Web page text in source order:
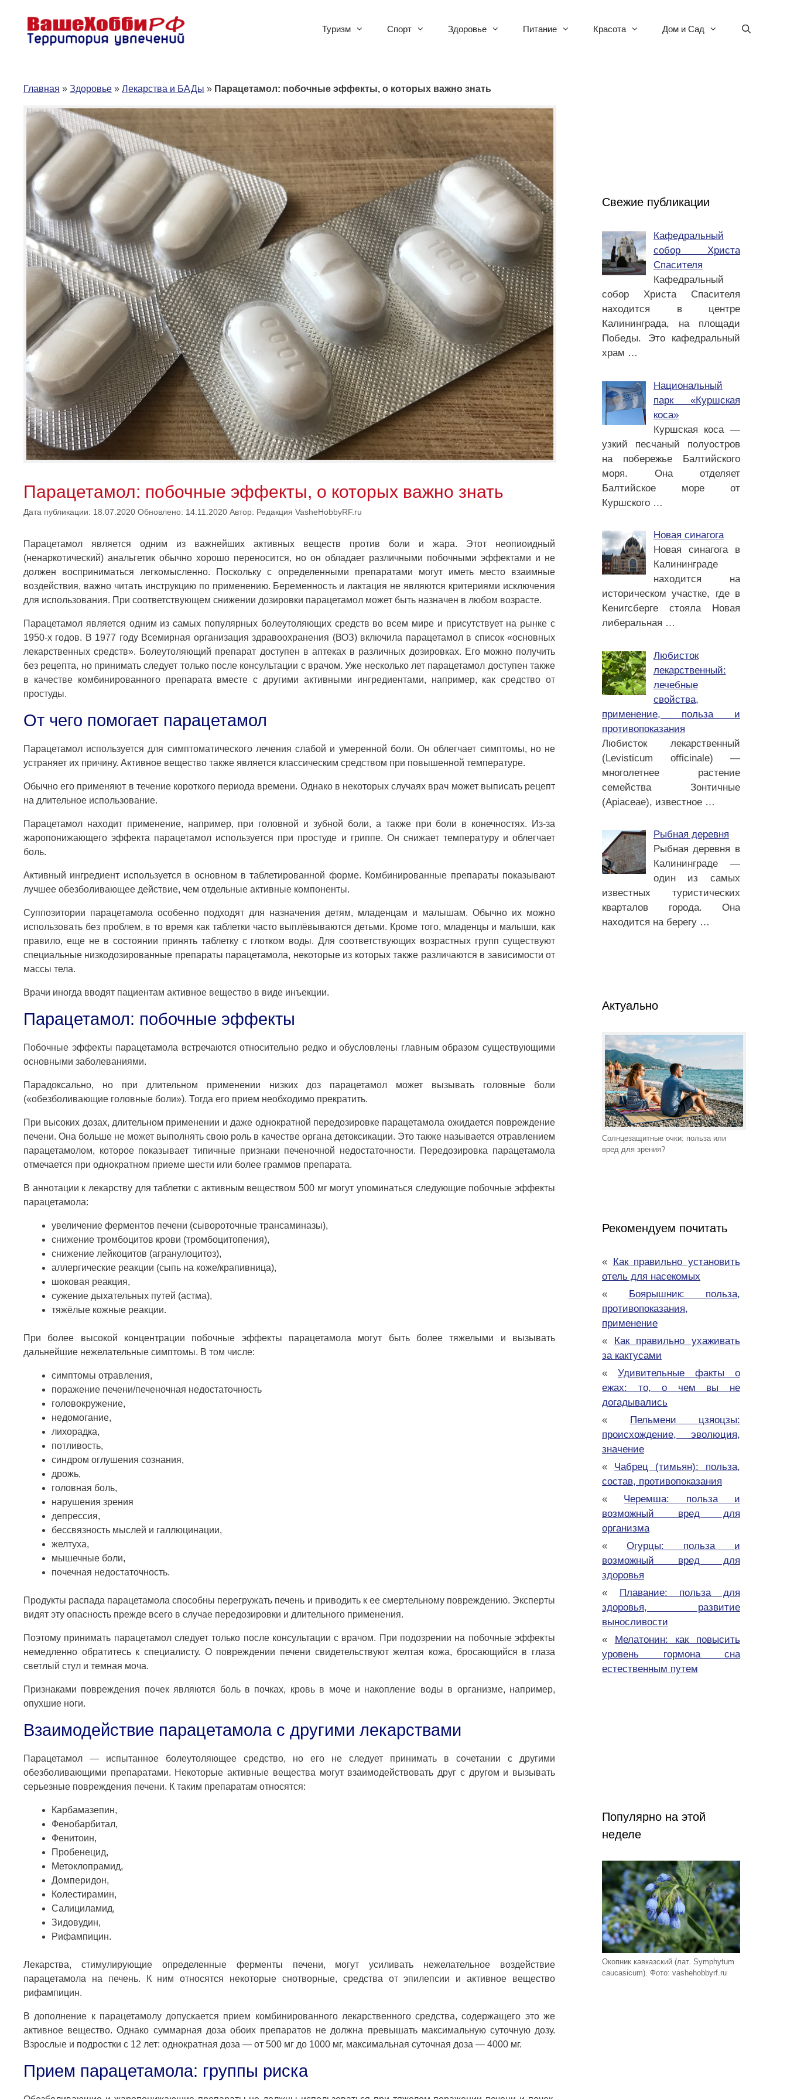
содержимому
Туризм Спорт Здоровье Питание Красота Дом и Сад
Главная » Здоровье » Лекарства и БАДы » Парацетамол: побочные эффекты, о которых важно знать
Парацетамол: побочные эффекты, о которых важно знать
Дата публикации: 18.07.2020 Обновлено: 14.11.2020 Автор: Редакция VasheHobbyRF.ru
Парацетамол является одним из важнейших активных веществ против боли и жара. Этот неопиоидный
(ненаркотический) анальгетик обычно хорошо переносится, но он обладает различными побочными эффектами и не
должен восприниматься легкомысленно. Поскольку с определенными препаратами могут иметь место взаимные
воздействия, важно читать инструкцию по применению. Беременность и лактация не являются критериями исключения
для использования. При соответствующем снижении дозировки парацетамол может быть назначен в любом возрасте.
Парацетамол является одним из самых популярных болеутоляющих средств во всем мире и присутствует на рынке с
1950-х годов. В 1977 году Всемирная организация здравоохранения (ВОЗ) включила парацетамол в список «основных
лекарственных средств». Болеутоляющий препарат доступен в аптеках в различных дозировках. Его можно получить
без рецепта, но принимать следует только после консультации с врачом. Уже несколько лет парацетамол доступен также
в качестве комбинированного препарата вместе с другими активными ингредиентами, например, как средство от
простуды.
От чего помогает парацетамол
Парацетамол используется для симптоматического лечения слабой и умеренной боли. Он облегчает симптомы, но не
устраняет их причину. Активное вещество также является классическим средством при повышенной температуре.
Обычно его применяют в течение короткого периода времени. Однако в некоторых случаях врач может выписать рецепт
на длительное использование.
Парацетамол находит применение, например, при головной и зубной боли, а также при боли в конечностях. Из-за
жаропонижающего эффекта парацетамол используется при простуде и гриппе. Он снижает температуру и облегчает
боль.
Активный ингредиент используется в основном в таблетированной форме. Комбинированные препараты показывают
лучшее обезболивающее действие, чем отдельные активные компоненты.
Суппозитории парацетамола особенно подходят для назначения детям, младенцам и малышам. Обычно их можно
использовать без проблем, в то время как таблетки часто выплёвываются детьми. Кроме того, младенцы и малыши, как
правило, еще не в состоянии принять таблетку с глотком воды. Для соответствующих возрастных групп существуют
специальные низкодозированные препараты парацетамола, некоторые из которых также различаются в зависимости от
массы тела.
Врачи иногда вводят пациентам активное вещество в виде инъекции.
Парацетамол: побочные эффекты
Побочные эффекты парацетамола встречаются относительно редко и обусловлены главным образом существующими
основными заболеваниями.
Парадоксально, но при длительном применении низких доз парацетамол может вызывать головные боли
(«обезболивающие головные боли»). Тогда его прием необходимо прекратить.
При высоких дозах, длительном применении и даже однократной передозировке парацетамола ожидается повреждение
печени. Она больше не может выполнять свою роль в качестве органа детоксикации. Это также называется отравлением
парацетамолом, которое показывает типичные признаки печеночной недостаточности. Передозировка парацетамола
отмечается при однократном приеме шести или более граммов препарата.
В аннотации к лекарству для таблетки с активным веществом 500 мг могут упоминаться следующие побочные эффекты
парацетамола:
увеличение ферментов печени (сывороточные трансаминазы),
снижение тромбоцитов крови (тромбоцитопения),
снижение лейкоцитов (агранулоцитоз),
аллергические реакции (сыпь на коже/крапивница),
шоковая реакция,
сужение дыхательных путей (астма),
тяжёлые кожные реакции.
При более высокой концентрации побочные эффекты парацетамола могут быть более тяжелыми и вызывать
дальнейшие нежелательные симптомы. В том числе:
симптомы отравления,
поражение печени/печеночная недостаточность
головокружение,
недомогание,
лихорадка,
потливость,
синдром оглушения сознания,
дрожь,
головная боль,
нарушения зрения
депрессия,
бессвязность мыслей и галлюцинации,
желтуха,
мышечные боли,
почечная недостаточность.
Продукты распада парацетамола способны перегружать печень и приводить к ее смертельному повреждению. Эксперты
видят эту опасность прежде всего в случае передозировки и длительного применения.
Поэтому принимать парацетамол следует только после консультации с врачом. При подозрении на побочные эффекты
немедленно обратитесь к специалисту. О повреждении печени свидетельствуют желтая кожа, бросающийся в глаза
светлый стул и темная моча.
Признаками повреждения почек являются боль в почках, кровь в моче и накопление воды в организме, например,
опухшие ноги.
Взаимодействие парацетамола с другими лекарствами
Парацетамол — испытанное болеутоляющее средство, но его не следует принимать в сочетании с другими
обезболивающими препаратами. Некоторые активные вещества могут взаимодействовать друг с другом и вызывать
серьезные повреждения печени. К таким препаратам относятся:
Карбамазепин,
Фенобарбитал,
Фенитоин,
Пробенецид,
Метоклопрамид,
Домперидон,
Колестирамин,
Салициламид,
Зидовудин,
Рифампицин.
Лекарства, стимулирующие определенные ферменты печени, могут усиливать нежелательное воздействие
парацетамола на печень. К ним относятся некоторые снотворные, средства от эпилепсии и активное вещество
рифампицин.
В дополнение к парацетамолу допускается прием комбинированного лекарственного средства, содержащего это же
активное вещество. Однако суммарная доза обоих препаратов не должна превышать максимальную суточную дозу.
Взрослые и подростки с 12 лет: однократная доза — от 500 мг до 1000 мг, максимальная суточная доза — 4000 мг.
Прием парацетамола: группы риска
Свежие публикации
Кафедральный
собор Христа
Спасителя
Кафедральный
собор Христа Спасителя
находится в центре
Калининграда, на площади
Победы. Это кафедральный
храм …
Национальный
парк «Куршская
коса»
Куршская коса —
узкий песчаный полуостров
на побережье Балтийского
моря. Она отделяет
Балтийское море от
Куршского …
Новая синагога
Новая синагога в
Калининграде
находится на
историческом участке, где в
Кенигсберге стояла Новая
либеральная …
Любисток
лекарственный:
лечебные
свойства,
применение, польза и
противопоказания
Любисток лекарственный
(Levisticum officinale) —
многолетнее растение
семейства Зонтичные
(Apiaceae), известное …
Рыбная деревня
Рыбная деревня в
Калининграде —
один из самых
известных туристических
кварталов города. Она
находится на берегу …
Актуально
Солнцезащитные очки: польза или
вред для зрения?
Рекомендуем почитать
«
Как правильно установить
отель для насекомых
«
Боярышник: польза,
противопоказания,
применение
«
Как правильно ухаживать
за кактусами
« Удивительные факты о
ежах: то, о чем вы не
догадывались
«
Пельмени цзяоцзы:
происхождение, эволюция,
значение
« Чабрец (тимьян): польза,
состав, противопоказания
« Черемша: польза и
возможный вред для
организма
« Огурцы: польза и
возможный вред для
здоровья
«
Плавание: польза для
здоровья, развитие
выносливости
«
Мелатонин: как повысить
уровень гормона сна
естественным путем
Популярно на этой
неделе
Окопник кавказский (лат. Symphytum
caucasicum). Фото: vashehobbyrf.ru